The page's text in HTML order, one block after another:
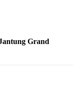
Grand